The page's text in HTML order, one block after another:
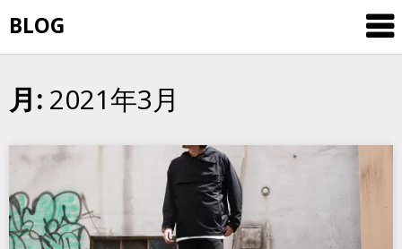
to
content
BLOG
月: 2021年3月